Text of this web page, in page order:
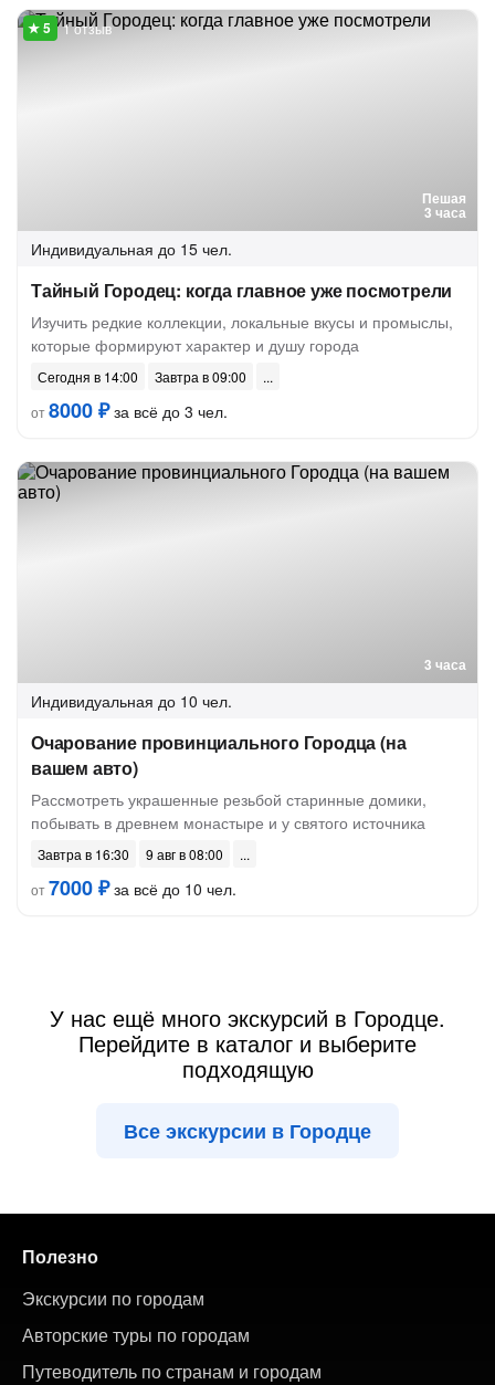
Пешая
3 часа
1 отзыв
Индивидуальная до 15 чел.
Тайный Городец: когда главное уже посмотрели
Изучить редкие коллекции, локальные вкусы и промыслы,
которые формируют характер и душу города
Сегодня в 14:00
Завтра в 09:00
от8000 ₽за всё до 3 чел.
3 часа
Индивидуальная до 10 чел.
Очарование провинциального Городца (на
вашем авто)
Рассмотреть украшенные резьбой старинные домики,
побывать в древнем монастыре и у святого источника
Завтра в 16:30
9 авг в 08:00
от7000 ₽за всё до 10 чел.
У нас ещё много экскурсий в Городце.
Перейдите в каталог и выберите
подходящую
Все экскурсии в Городце
Полезно
Экскурсии по городам
Авторские туры по городам
Путеводитель по странам и городам